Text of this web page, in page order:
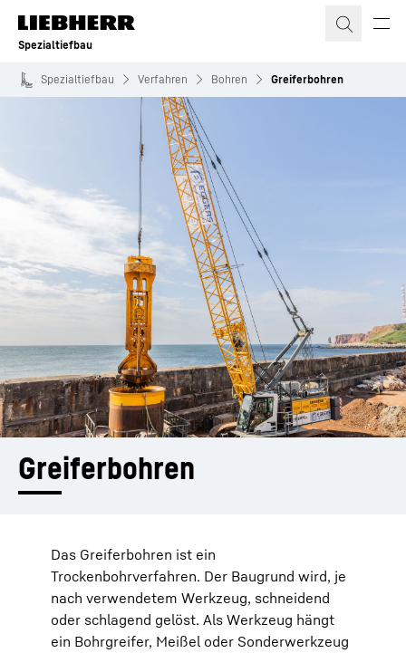
Zum Inhalt springen
Spezialtiefbau
Spezialtiefbau Verfahren Bohren Greiferbohren
Greifer­bohren
Das Greiferbohren ist ein
Trockenbohrverfahren. Der Baugrund wird, je
nach verwendetem Werkzeug, schneidend
oder schlagend gelöst. Als Werkzeug hängt
ein Bohrgreifer, Meißel oder Sonderwerkzeug